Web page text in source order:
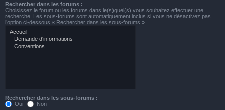
Rechercher dans les forums :
Choisissez le forum ou les forums dans le(s)quel(s) vous souhaitez effectuer une
recherche. Les sous-forums sont automatiquement inclus si vous ne désactivez pas
l’option ci-dessous « Rechercher dans les sous-forums ».
Rechercher dans les sous-forums :
Oui
Non